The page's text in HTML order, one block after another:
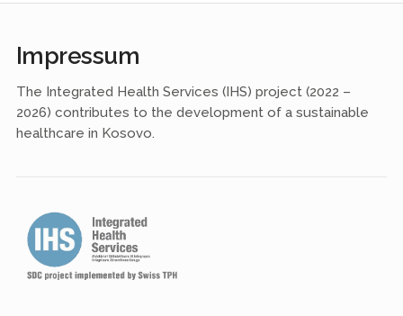
Impressum
The Integrated Health Services (IHS) project (2022 –
2026) contributes to the development of a sustainable
healthcare in Kosovo.